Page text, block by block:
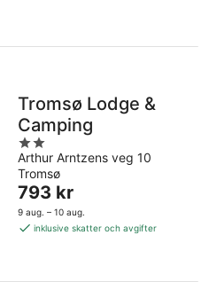
Tromsø Lodge &
Camping
2
out
of
5
Arthur Arntzens veg 10
Tromsø
Priset
är
793 kr
793 kr
9 aug. – 10 aug.
inklusive skatter och avgifter